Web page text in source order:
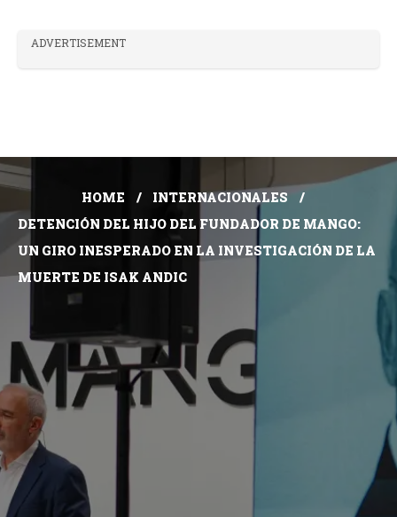
ADVERTISEMENT
HOME
INTERNACIONALES
DETENCIÓN DEL HIJO DEL FUNDADOR DE MANGO:
UN GIRO INESPERADO EN LA INVESTIGACIÓN DE LA
MUERTE DE ISAK ANDIC